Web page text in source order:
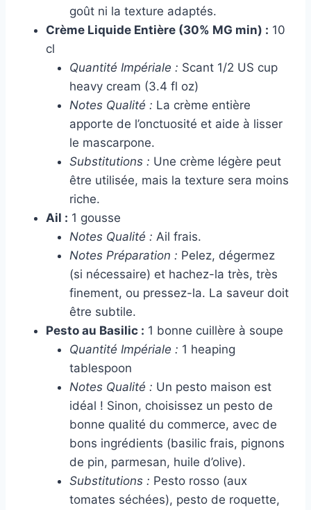
goût ni la texture adaptés.
Crème Liquide Entière (30% MG min) : 10
cl
Quantité Impériale : Scant 1/2 US cup
heavy cream (3.4 fl oz)
Notes Qualité : La crème entière
apporte de l’onctuosité et aide à lisser
le mascarpone.
Substitutions : Une crème légère peut
être utilisée, mais la texture sera moins
riche.
Ail : 1 gousse
Notes Qualité : Ail frais.
Notes Préparation : Pelez, dégermez
(si nécessaire) et hachez-la très, très
finement, ou pressez-la. La saveur doit
être subtile.
Pesto au Basilic : 1 bonne cuillère à soupe
Quantité Impériale : 1 heaping
tablespoon
Notes Qualité : Un pesto maison est
idéal ! Sinon, choisissez un pesto de
bonne qualité du commerce, avec de
bons ingrédients (basilic frais, pignons
de pin, parmesan, huile d’olive).
Substitutions : Pesto rosso (aux
tomates séchées), pesto de roquette,